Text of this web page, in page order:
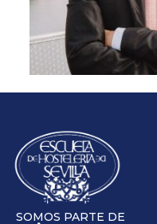
SOMOS PARTE DE